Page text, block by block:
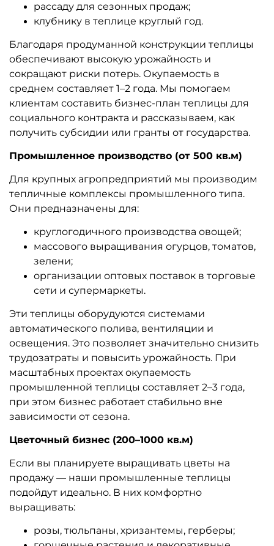
рассаду для сезонных продаж;
клубнику в теплице круглый год.
Благодаря продуманной конструкции теплицы
обеспечивают высокую урожайность и
сокращают риски потерь. Окупаемость в
среднем составляет 1–2 года. Мы помогаем
клиентам составить бизнес-план теплицы для
социального контракта и рассказываем, как
получить субсидии или гранты от государства.
Промышленное производство (от 500 кв.м)
Для крупных агропредприятий мы производим
тепличные комплексы промышленного типа.
Они предназначены для:
круглогодичного производства овощей;
массового выращивания огурцов, томатов,
зелени;
организации оптовых поставок в торговые
сети и супермаркеты.
Эти теплицы оборудуются системами
автоматического полива, вентиляции и
освещения. Это позволяет значительно снизить
трудозатраты и повысить урожайность. При
масштабных проектах окупаемость
промышленной теплицы составляет 2–3 года,
при этом бизнес работает стабильно вне
зависимости от сезона.
Цветочный бизнес (200–1000 кв.м)
Если вы планируете выращивать цветы на
продажу — наши промышленные теплицы
подойдут идеально. В них комфортно
выращивать:
розы, тюльпаны, хризантемы, герберы;